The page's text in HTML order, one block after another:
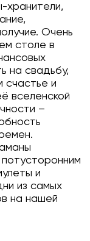
хранители,
Очень
столе в
на свадьбу,
счастье и
вселенской
–
и
из самых
на нашей